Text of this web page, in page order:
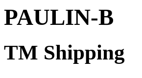
PAULIN-B
TM Shipping